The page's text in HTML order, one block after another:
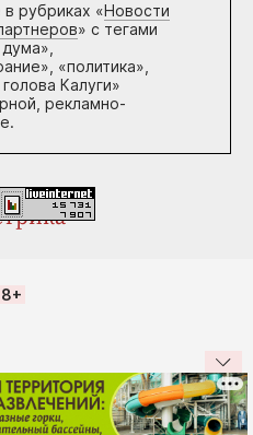
рубриках «Новости
» с тегами
«политика»,
Калуги»
рекламно-